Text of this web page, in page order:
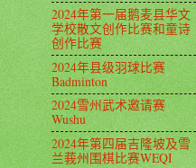
2024年第一届鹅麦县华文
学校散文创作比赛和童诗
创作比赛
2024年县级羽球比赛
Badminton
2024雪州武术邀请赛
Wushu
2024年第四届吉隆坡及雪
兰莪州围棋比赛WEQI